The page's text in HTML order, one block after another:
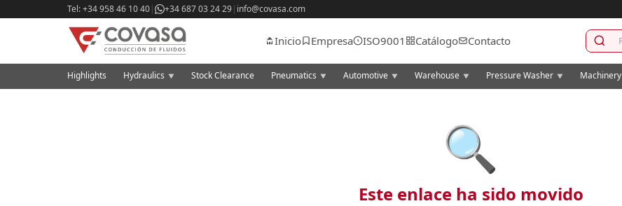
Tel: +34 958 46 10 40| +34 687 03 24 29| info@covasa.com
Inicio Empresa ISO9001 Catálogo Contacto
Highlights Hydraulics ▼ Stock Clearance Pneumatics ▼ Automotive ▼ Warehouse ▼ Pressure Washer ▼ Machinery
🔍
Este enlace ha sido movido